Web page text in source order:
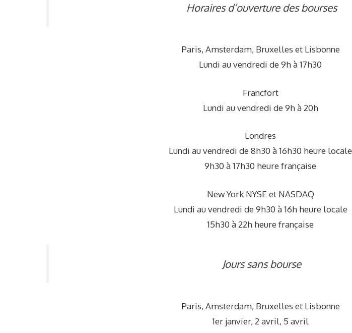
Horaires d’ouverture des bourses
Paris, Amsterdam, Bruxelles et Lisbonne
Lundi au vendredi de 9h à 17h30
Francfort
Lundi au vendredi de 9h à 20h
Londres
Lundi au vendredi de 8h30 à 16h30 heure locale
9h30 à 17h30 heure française
New York NYSE et NASDAQ
Lundi au vendredi de 9h30 à 16h heure locale
15h30 à 22h heure française
Jours sans bourse
Paris, Amsterdam, Bruxelles et Lisbonne
1er janvier, 2 avril, 5 avril